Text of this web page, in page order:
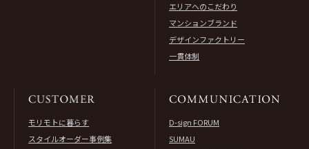
エリアへのこだわり
マンションブランド
デザインファクトリー
一貫体制
モリモトに暮らす
スタイルオーダー事例集
D-sign FORUM
SUMAU